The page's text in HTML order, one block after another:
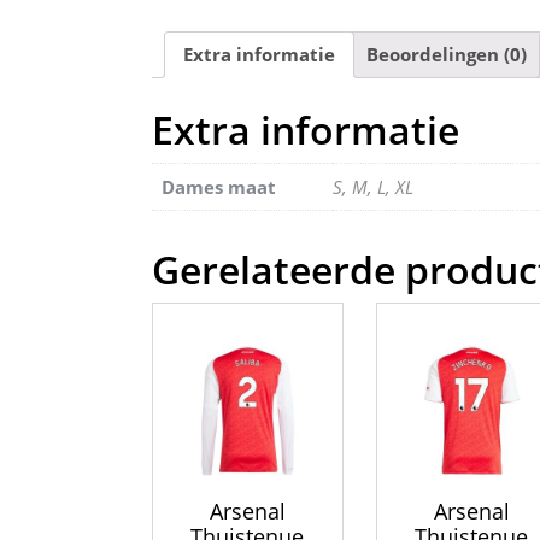
Extra informatie Beoordelingen (0)
Extra informatie
Dames maat S, M, L, XL
Gerelateerde
Arsenal
Arsenal